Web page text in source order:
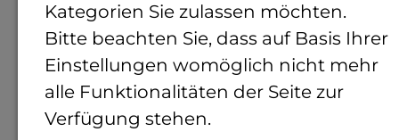
Kategorien Sie zulassen möchten.
Bitte beachten Sie, dass auf Basis Ihrer
Einstellungen womöglich nicht mehr
alle Funktionalitäten der Seite zur
Verfügung stehen.